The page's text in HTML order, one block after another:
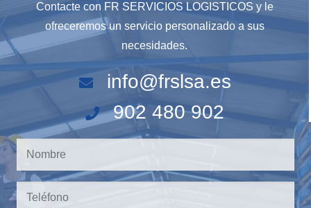
Contacte con FR SERVICIOS LOGISTICOS y le
ofreceremos un servicio personalizado a sus
necesidades.
info@frslsa.es
902 480 902